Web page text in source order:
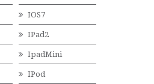
IOS7
IPad2
IpadMini
IPod